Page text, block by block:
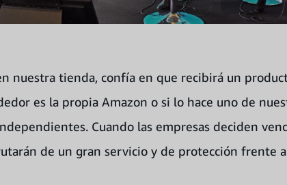
nuestra tienda, confía en que recibirá un
es la propia Amazon o si lo hace uno de
Cuando las empresas deciden
de un gran servicio y de protección frente